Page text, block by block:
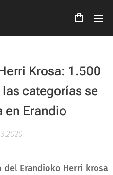
Krosa: 1.500
categorías se
en Erandio
Erandioko Herri krosa